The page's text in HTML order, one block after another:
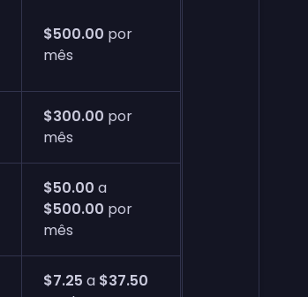
$500.00 por
mês
$300.00 por
mês
$50.00 a
$500.00 por
mês
$7.25 a $37.50